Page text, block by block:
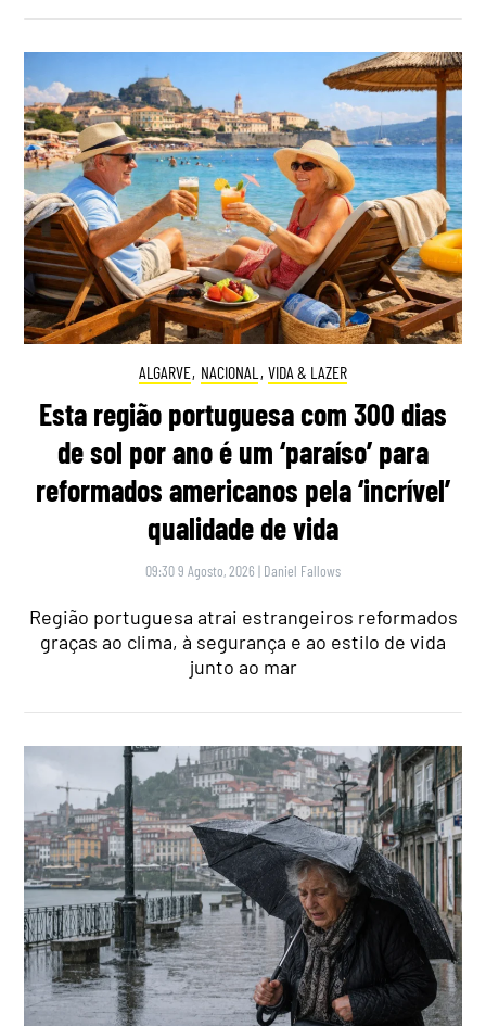
ALGARVE, NACIONAL , VIDA & LAZER
Esta região portuguesa com 300 dias
de sol por ano é um ‘paraíso’ para
reformados americanos pela ‘incrível’
qualidade de vida
09:30 9 Agosto, 2026 | Daniel Fallows
Região portuguesa atrai estrangeiros reformados
graças ao clima, à segurança e ao estilo de vida
junto ao mar